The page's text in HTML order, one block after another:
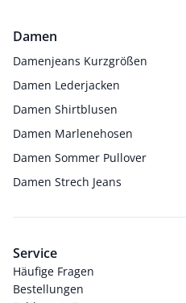
Damen
Damenjeans Kurzgrößen
Damen Lederjacken
Damen Shirtblusen
Damen Marlenehosen
Damen Sommer Pullover
Damen Strech Jeans
Service
Häufige Fragen
Bestellungen